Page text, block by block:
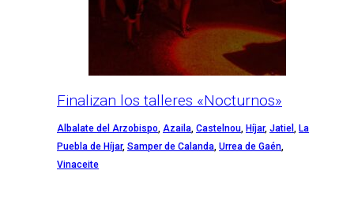
Finalizan los talleres «Nocturnos»
Albalate del Arzobispo, Azaila, Castelnou, Híjar, Jatiel , La
Puebla de Híjar, Samper de Calanda, Urrea de Gaén,
Vinaceite